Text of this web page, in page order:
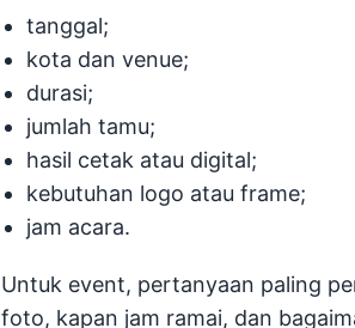
tanggal;
kota dan venue;
durasi;
jumlah tamu;
hasil cetak atau digital;
kebutuhan logo atau frame;
jam acara.
Untuk event, pertanyaan paling
foto, kapan jam ramai, dan